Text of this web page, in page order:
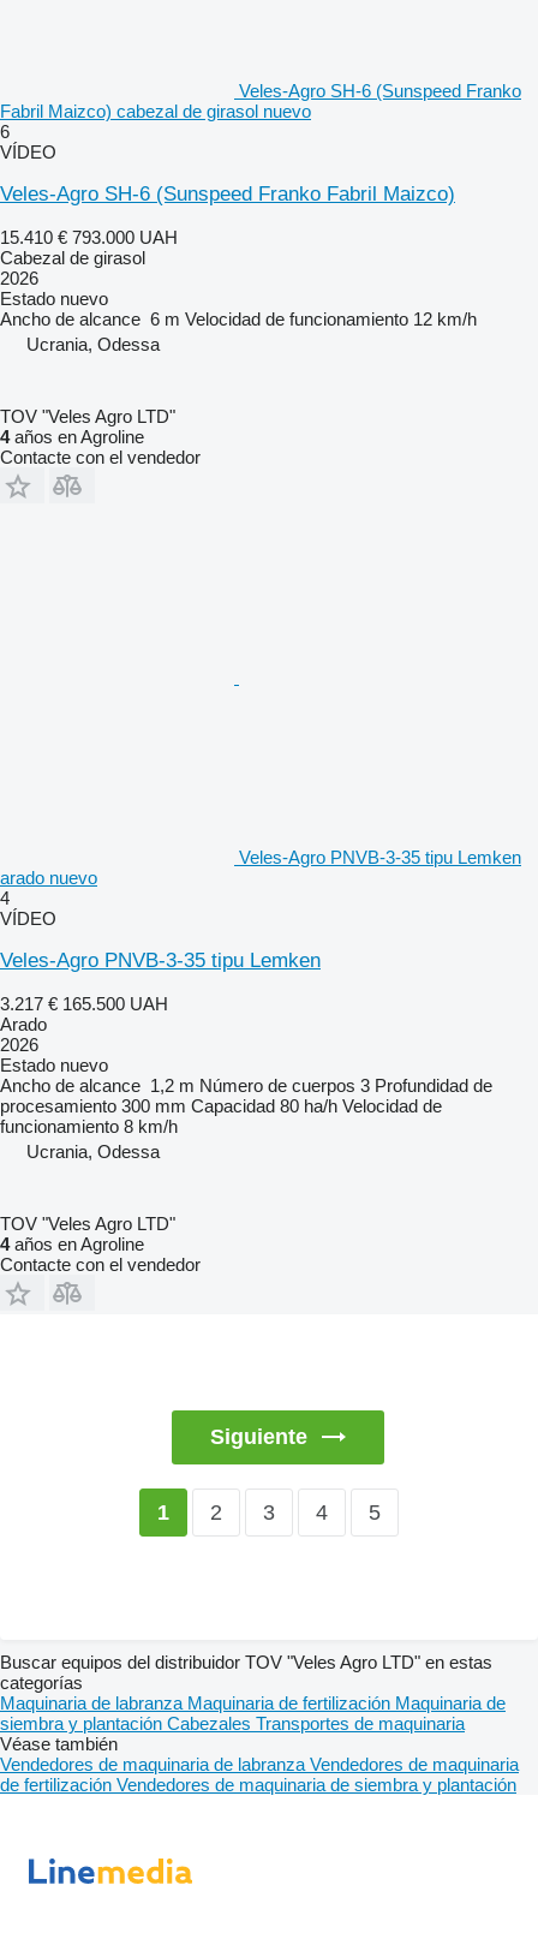
Veles-Agro SH-6 (Sunspeed Franko
Fabril Maizco) cabezal de girasol nuevo
6
VÍDEO
Veles-Agro SH-6 (Sunspeed Franko Fabril Maizco)
15.410 € 793.000 UAH
Cabezal de girasol
2026
Estado nuevo
Ancho de alcance 6 m Velocidad de funcionamiento 12 km/h
Ucrania, Odessa
TOV "Veles Agro LTD"
4años en Agroline
Contacte con el vendedor
Veles-Agro PNVB-3-35 tipu Lemken
arado nuevo
4
VÍDEO
Veles-Agro PNVB-3-35 tipu Lemken
3.217 € 165.500 UAH
Arado
2026
Estado nuevo
Ancho de alcance 1,2 m Número de cuerpos 3 Profundidad de
procesamiento 300 mm Capacidad 80 ha/h Velocidad de
funcionamiento 8 km/h
Ucrania, Odessa
TOV "Veles Agro LTD"
4años en Agroline
Contacte con el vendedor
Siguiente
1 2 3 4 5
Buscar equipos del distribuidor TOV "Veles Agro LTD" en estas
categorías
Maquinaria de labranza Maquinaria de fertilización Maquinaria de
siembra y plantación Cabezales Transportes de maquinaria
Véase también
Vendedores de maquinaria de labranza Vendedores de maquinaria
de fertilización Vendedores de maquinaria de siembra y plantación